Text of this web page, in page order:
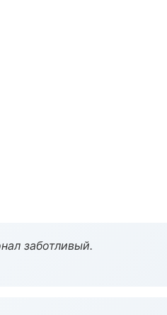
заботливый.